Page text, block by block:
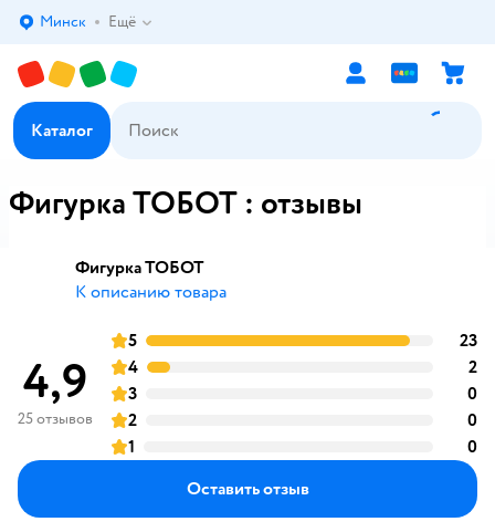
Выбор адреса доставки.
Минск Ещё
Каталог
Фигурка ТОБОТ : отзывы
Фигурка ТОБОТ
К описанию товара
4,9
25 отзывов
оценка
5 23
оценка
4 2
оценка
3 0
оценка
2 0
оценка
1 0
Оставить отзыв